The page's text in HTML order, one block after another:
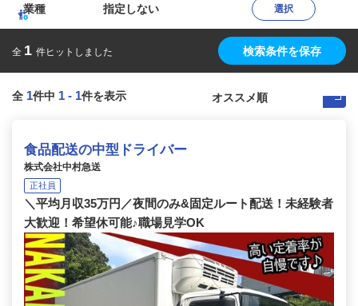
業種 指定しない 選択
全 1 件ヒットしました 検索条件を保存
全 1件中 1 - 1件を表示
食品配送の中型ドライバー
株式会社中村急送
正社員
＼平均月収35万円／夜間のみ&固定ルート配送！未経験者
大歓迎！希望休可能♪職場見学OK